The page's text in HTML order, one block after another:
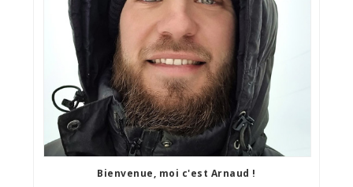
Bienvenue, moi c'est Arnaud !